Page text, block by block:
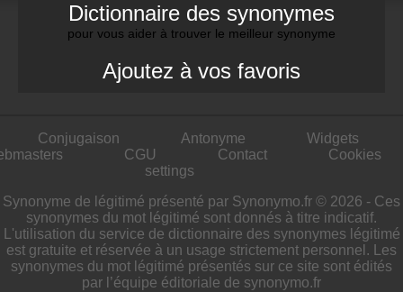
Dictionnaire des synonymes
pour vous aider à trouver le meilleur synonyme
Ajoutez à vos favoris
Conjugaison Antonyme
Widgets
CGU Contact
Cookies
settings
Synonyme de légitimé présenté par Synonymo.fr © 2026 - Ces
synonymes du mot légitimé sont donnés à titre indicatif.
L'utilisation du service de dictionnaire des synonymes légitimé
est gratuite et réservée à un usage strictement personnel. Les
synonymes du mot légitimé présentés sur ce site sont édités
par l’équipe éditoriale de synonymo.fr